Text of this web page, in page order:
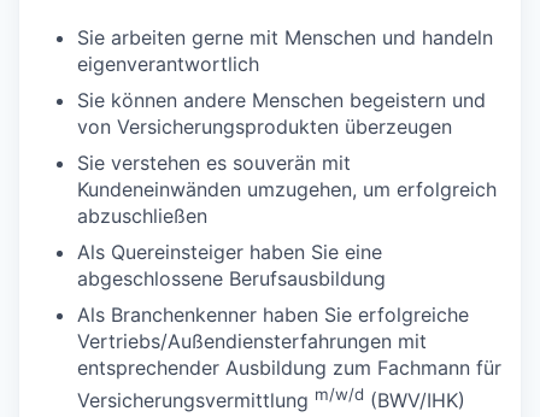
Sie arbeiten gerne mit Menschen und handeln
eigenverantwortlich
Sie können andere Menschen begeistern und
von Versicherungsprodukten überzeugen
Sie verstehen es souverän mit
Kundeneinwänden umzugehen, um erfolgreich
abzuschließen
Als Quereinsteiger haben Sie eine
abgeschlossene Berufsausbildung
Als Branchenkenner haben Sie erfolgreiche
Vertriebs/Außendiensterfahrungen mit
entsprechender Ausbildung zum Fachmann für
Versicherungsvermittlung m/w/d (BWV/IHK)